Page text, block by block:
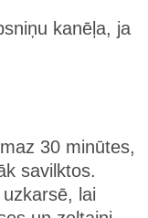
kanēļa, ja
30 minūtes,
savilktos.
lai